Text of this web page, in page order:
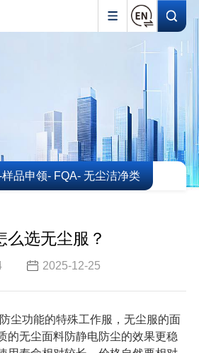
样品申领- FQA- 无尘洁净类
么选无尘服？
2025-12-25
尘功能的特殊工作服，无尘服的面
的无尘面料防静电防尘的效果更稳